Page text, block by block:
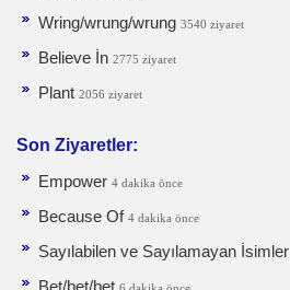
Wring/wrung/wrung 3540 ziyaret
Believe İn 2775 ziyaret
Plant 2056 ziyaret
Son Ziyaretler:
Empower 4 dakika önce
Because Of 4 dakika önce
Sayılabilen ve Sayılamayan İsimler